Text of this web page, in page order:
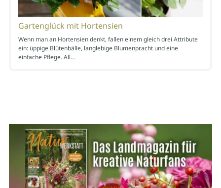
Gartenglück mit Hortensien
Wenn man an Hortensien denkt, fallen einem gleich drei Attribute
ein: üppige Blütenbälle, langlebige Blumenpracht und eine
einfache Pflege. All…